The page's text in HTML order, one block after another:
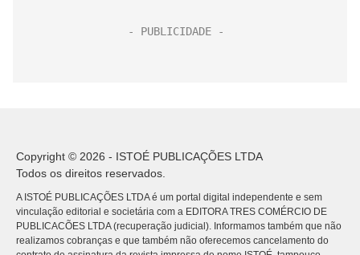
Copyright © 2026 - ISTOÉ PUBLICAÇÕES LTDA
Todos os direitos reservados.
A ISTOÉ PUBLICAÇÕES LTDA é um portal digital independente e sem
vinculação editorial e societária com a EDITORA TRES COMÉRCIO DE
PUBLICACÕES LTDA (recuperação judicial). Informamos também que não
realizamos cobranças e que também não oferecemos cancelamento do